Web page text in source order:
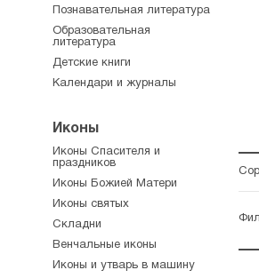
Познавательная литература
Образовательная
литература
Детские книги
Календари и журналы
Иконы
Иконы Спасителя и
праздников
Иконы Божией Матери
Иконы святых
Складни
Венчальные иконы
Иконы и утварь в машину